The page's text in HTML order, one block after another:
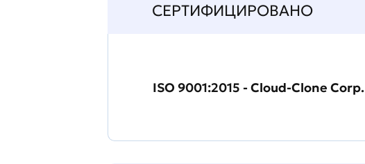
СЕРТИФИЦИРОВАНО
ISO 9001:2015 - Cloud-Clone Corp.